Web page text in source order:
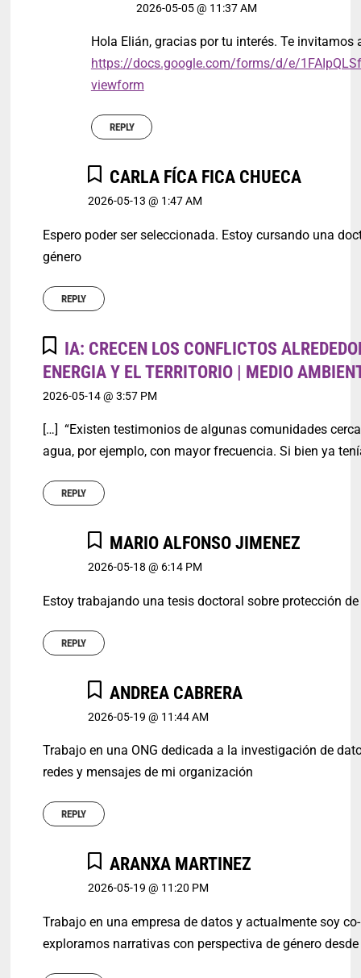
2026-05-05 @ 11:37 AM
Hola Elián, gracias por tu interés. Te invitamos
https://docs.google.com/forms/d/e/
viewform
REPLY
CARLA FÍCA FICA CHUECA
2026-05-13 @ 1:47 AM
Espero poder ser seleccionada. Estoy cursando una
género
REPLY
IA: CRECEN LOS CONFLICTOS
ENERGIA Y EL TERRITORIO | MEDIO
2026-05-14 @ 3:57 PM
[…] “Existen testimonios de algunas comunidades
agua, por ejemplo, con mayor frecuencia. Si bien ya
REPLY
MARIO ALFONSO JIMENEZ
2026-05-18 @ 6:14 PM
Estoy trabajando una tesis doctoral sobre protección
REPLY
ANDREA CABRERA
2026-05-19 @ 11:44 AM
Trabajo en una ONG dedicada a la investigación de
redes y mensajes de mi organización
REPLY
ARANXA MARTINEZ
2026-05-19 @ 11:20 PM
Trabajo en una empresa de datos y actualmente soy
exploramos narrativas con perspectiva de género